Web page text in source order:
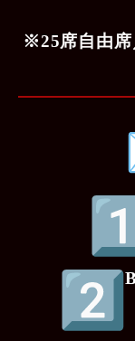
※25席自由席